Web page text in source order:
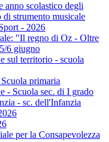
anno scolastico degli
strumento musicale
- 2026
"Il regno di Oz - Oltre
6 giugno
sul territorio - scuola
primaria
- Scuola sec. di I grado
- sc. dell'Infanzia
per la Consapevolezza